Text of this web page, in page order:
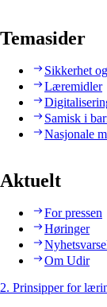
Temasider
Sikkerhet
Læremidler
Samisk i
Nasjonale
Aktuelt
For pressen
Høringer
Om Udir
2. Prinsipper for